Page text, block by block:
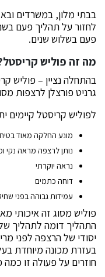
בבתי מלון, במשרדים
לחזור על תהליך פעם
פעם בשלוש שנים.
מה זה פוליש
בהתחלה נציין – פוליש
גרניט פורצלן לרצפות
לפוליש קריסטל קיימים
מונע החלקה מאוד
נותן לרצפה מראה נקי
נראה יוקרתי
דוחה כתמים
עמידות גבוהה בפני
פוליש מסוג זה איכותי
התהליך דומה לתהליך של
יסודי של הרצפה לפני
בעזרת מכונה מיוחדת
חוזרים על פעולה זו